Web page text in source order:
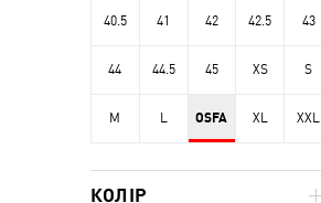
40.5 41 42 42.5 43
44 44.5 45 XS S
M L OSFA XL XXL
КОЛІР